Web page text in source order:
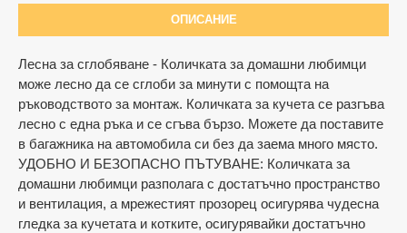
Ограничена наличност
ОПИСАНИЕ
Лесна за сглобяване - Количката за домашни любимци
може лесно да се сглоби за минути с помощта на
ръководството за монтаж. Количката за кучета се разгъва
лесно с една ръка и се сгъва бързо. Mожете да поставите
в багажника на автомобила си без да заема много място.
УДОБНО И БЕЗОПАСНО ПЪТУВАНЕ: Количката за
домашни любимци разполага с достатъчно пространство
и вентилация, а мрежестият прозорец осигурява чудесна
гледка за кучетата и котките, осигурявайки достатъчно